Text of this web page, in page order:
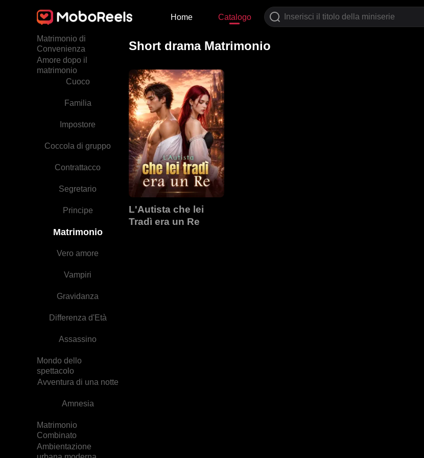
Home Catalogo
Intrighi di Palazzo
Matrimonio di
Convenienza
Amore dopo il
matrimonio
Cuoco
Familia
Impostore
Coccola di gruppo
Contrattacco
Segretario
Principe
Matrimonio
Vero amore
Vampiri
Gravidanza
Differenza d'Età
Assassino
Mondo dello
spettacolo
Avventura di una notte
Amnesia
Matrimonio
Combinato
Ambientazione
Short drama Matrimonio
L'Autista che lei
Tradì era un Re